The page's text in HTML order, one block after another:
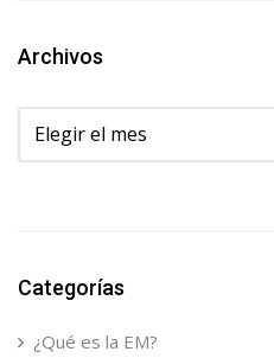
Archivos
Archivos
Categorías
¿Qué es la EM?